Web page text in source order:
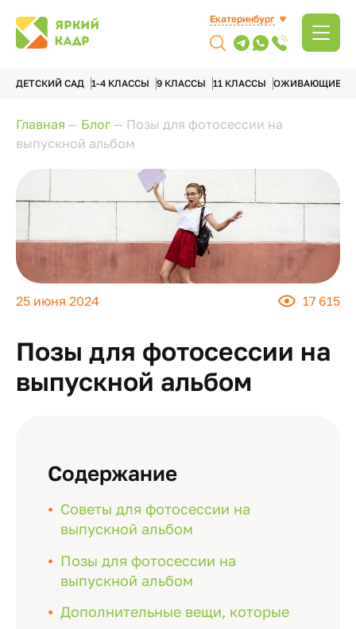
Екатеринбург
ДЕТСКИЙ САД 1-4 КЛАССЫ 9 КЛАССЫ 11 КЛАССЫ ОЖИВАЮЩИЕ
Главная — Блог — Позы для фотосессии на
выпускной альбом
25 июня 2024 17 615
Позы для фотосессии на
выпускной альбом
Содержание
Советы для фотосессии на
выпускной альбом
Позы для фотосессии на
выпускной альбом
Дополнительные вещи, которые